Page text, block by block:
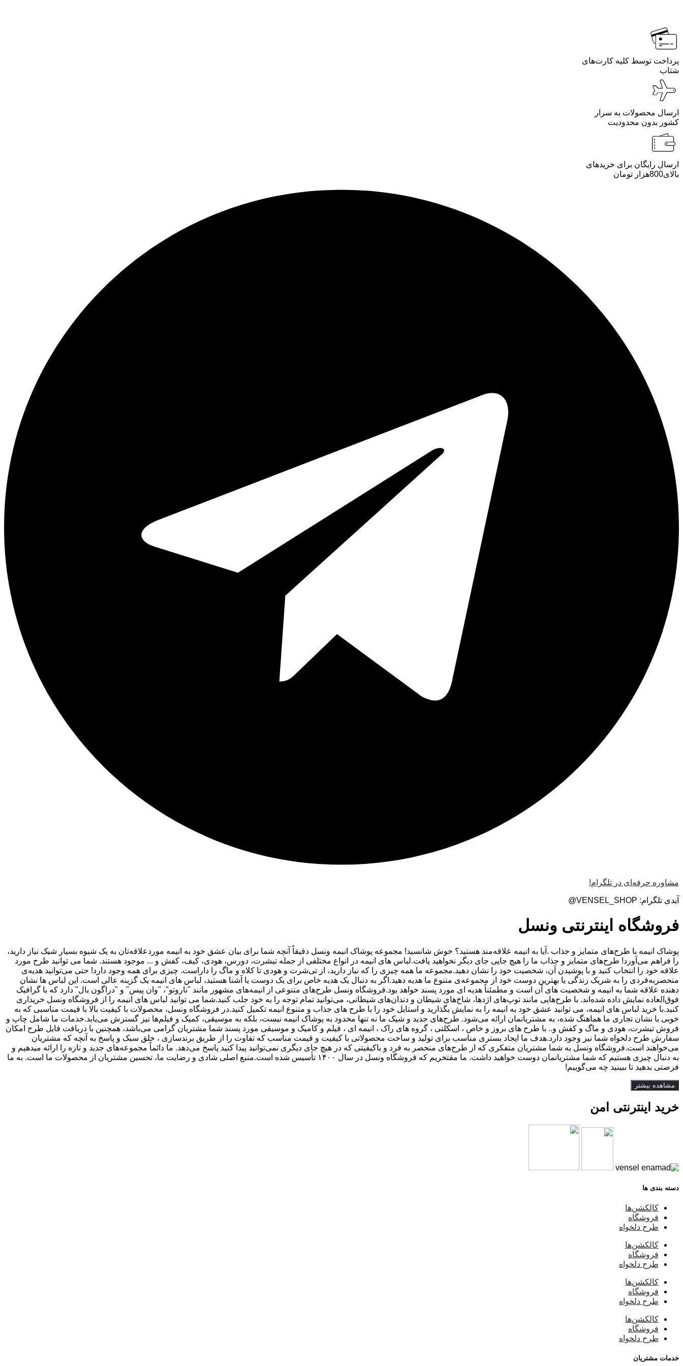
پرداخت توسط کلیه کارت‌های
شتاب
ارسال محصولات به سرار
کشور بدون محدودیت
ارسال رایگان برای خریدهای
بالای800هزار تومان
مشاوره حرفه‌ای در تلگرام!
آیدی تلگرام: VENSEL_SHOP@
فروشگاه اینترنتی ونسل
پوشاک انیمه با طرح‌های متمایز و جذاب .آیا به انیمه علاقه‌مند هستید؟ خوش شانسید! مجموعه پوشاک انیمه ونسل دقیقاً آنچه شما برای بیان عشق خود به انیمه موردعلاقه‌تان به یک شیوه بسیار شیک نیاز دارید،
را فراهم می‌آورد! طرح‌های متمایز و جذاب ما را هیچ جایی جای دیگر نخواهید یافت.لباس های انیمه در انواع مختلفی از جمله تیشرت، دورس، هودی، کیف، کفش و ... موجود هستند. شما می توانید طرح مورد
علاقه خود را انتخاب کنید و با پوشیدن آن، شخصیت خود را نشان دهید.مجموعه ما همه چیزی را که نیاز دارید، از تی‌شرت و هودی تا کلاه و ماگ را داراست. چیزی برای همه وجود دارد! حتی می‌توانید هدیه‌ی
منحصربه‌فردی را به شریک زندگی یا بهترین دوست خود از مجموعه‌ی متنوع ما هدیه دهید.اگر به دنبال یک هدیه خاص برای یک دوست یا آشنا هستید، لباس های انیمه یک گزینه عالی است. این لباس ها نشان
دهنده علاقه شما به انیمه و شخصیت های آن است و مطمئناً هدیه ای مورد پسند خواهد بود.فروشگاه ونسل طرح‌های متنوعی از انیمه‌های مشهور مانند "ناروتو"، "وان پیس" و "دراگون بال" دارد که با گرافیک
فوق‌العاده نمایش داده شده‌اند. با طرح‌هایی مانند توپ‌های اژدها، شاخ‌های شیطان و دندان‌های شیطانی، می‌توانید تمام توجه را به خود جلب کنید.شما می توانید لباس های انیمه را از فروشگاه ونسل خریداری
کنید.با خرید لباس های انیمه، می توانید عشق خود به انیمه را به نمایش بگذارید و استایل خود را با طرح های جذاب و متنوع انیمه تکمیل کنید.در فروشگاه ونسل، محصولات با کیفیت بالا با قیمت مناسبی که به
خوبی با نشان تجاری ما هماهنگ شده، به مشتریانمان ارائه می‌شود. طرح‌های جدید و شیک ما نه تنها محدود به پوشاک انیمه نیست، بلکه به موسیقی، کمیک و فیلم‌ها نیز گسترش می‌یابد.خدمات ما شامل چاپ و
فروش تیشرت، هودی و ماگ و کفش و.. با طرح های بروز و خاص ، اسکلتی ، گروه های راک ، انیمه ای ، فیلم و کامیک و موسیقی مورد پسند شما مشتریان گرامی می‌باشد، همچنین با دریافت فایل طرح امکان
سفارش طرح دلخواه شما نیز وجود دارد.هدف ما ایجاد بستری مناسب برای تولید و ساخت محصولاتی با کیفیت و قیمت مناسب که تفاوت را از طریق برندسازی ، خلق سبک و پاسخ به آنچه که مشتریان
می‌خواهند است.فروشگاه ونسل به شما مشتریان متفکری که از طرح‌های منحصر به‌ فرد و باکیفیتی که در هیچ جای دیگری نمی‌توانید پیدا کنید پاسخ می‌دهد. ما دائماً مجموعه‌های جدید و تازه را ارائه میدهیم و
به دنبال چیزی هستیم که شما مشتریانمان دوست خواهید داشت. ما مفتخریم که فروشگاه ونسل در سال ۱۴۰۰ تأسیس شده است.منبع اصلی شادی و رضایت ما، تحسین مشتریان از محصولات ما است. به ما
فرصتی بدهید تا ببینید چه می‌گوییم!
مشاهده بیشتر
خرید اینترنتی امن
دسته بندی ها
کالکشن‌ها
فروشگاه
طرح دلخواه
کالکشن‌ها
فروشگاه
طرح دلخواه
کالکشن‌ها
فروشگاه
طرح دلخواه
کالکشن‌ها
فروشگاه
طرح دلخواه
خدمات مشتریان